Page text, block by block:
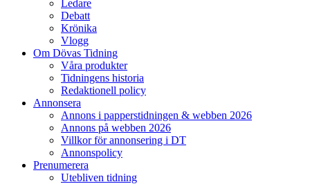
Ledare
Debatt
Krönika
Vlogg
Om Dövas Tidning
Våra produkter
Tidningens historia
Redaktionell policy
Annonsera
Annons i papperstidningen & webben 2026
Annons på webben 2026
Villkor för annonsering i DT
Annonspolicy
Prenumerera
Utebliven tidning